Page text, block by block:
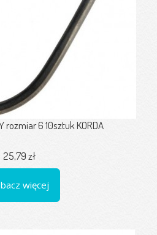
rozmiar 6 10sztuk KORDA
25,79 zł
więcej